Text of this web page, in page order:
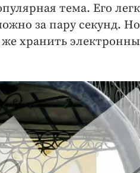
тема. Его
за пару секунд.
хранить